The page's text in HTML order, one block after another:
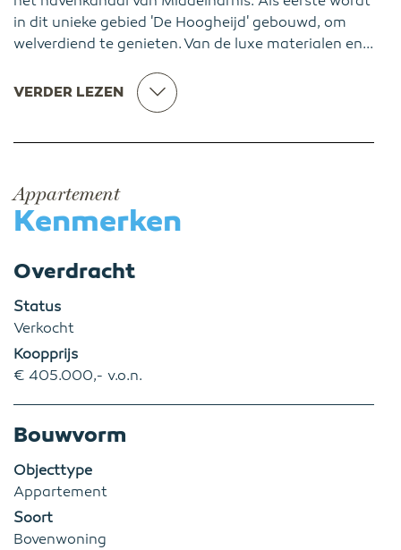
in dit unieke gebied 'De Hoogheijd' gebouwd, om
welverdiend te genieten. Van de luxe materialen en...
VERDER LEZEN
Appartement
Kenmerken
Overdracht
Status
Verkocht
Koopprijs
€ 405.000,- v.o.n.
Bouwvorm
Objecttype
Appartement
Soort
Bovenwoning